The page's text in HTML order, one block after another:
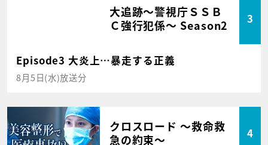
大追跡～警視庁ＳＳＢ
Ｃ強行犯係～ Season2
3
Episode3 大炎上…暴走する正義
8月5日(水)放送分
クロスロード ～救命救
急の約束～
4